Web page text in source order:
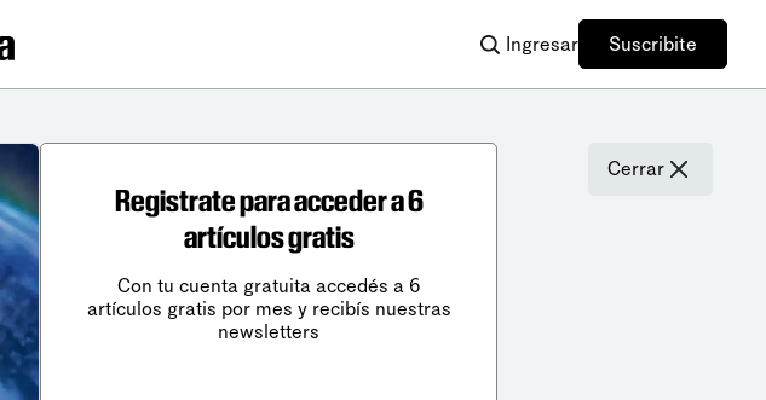
Ingresar Suscribite
Cerrar
Registrate para acceder a 6
artículos gratis
Con tu cuenta gratuita accedés a 6
artículos gratis por mes y recibís nuestras
newsletters